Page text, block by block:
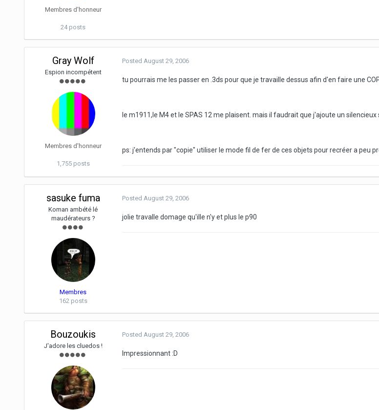
Membres d'honneur
24 posts
Gray Wolf
Espion incompétent
Membres d'honneur
1,755 posts
Posted August 29, 2006
tu pourrais me les passer en .3ds pour que je travaille dessus afin d'en faire une
le m1911,le M4 et le SPAS 12 me plaisent. mais il faudrait que j'ajoute un silencieux
ps: j'entends par "copie" utiliser le mode fil de fer de ces objets pour recréer a peu
sasuke fuma
Koman ambété lé
maudérateurs ?
Membres
162 posts
Posted August 29, 2006
jolie travalle domage qu'ille n'y et plus le p90
Bouzoukis
J'adore les cluedos !
Posted August 29, 2006
Impressionnant :D